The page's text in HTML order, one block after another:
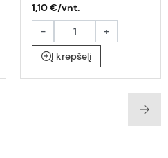
1,10 €/vnt.
-
+
Į krepšelį